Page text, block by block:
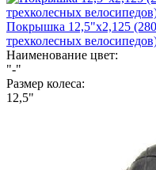
Покрышка 12,5"х2,125
трехколесных
Наименование цвет:
"-"
Размер колеса:
12,5"